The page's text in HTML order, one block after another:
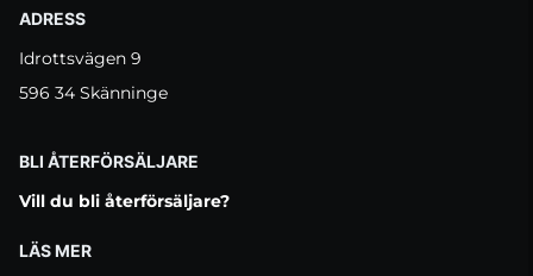
ADRESS
Idrottsvägen 9
596 34 Skänninge
BLI ÅTERFÖRSÄLJARE
Vill du bli återförsäljare?
LÄS MER